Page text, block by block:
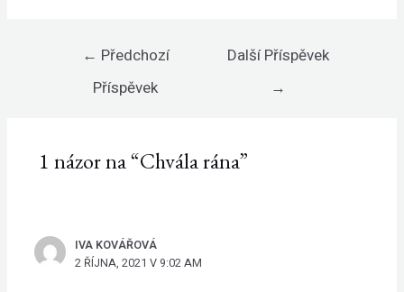
příspěvek
← Předchozí
Příspěvek
Další Příspěvek
→
1 názor na “Chvála rána”
IVA KOVÁŘOVÁ
2 ŘÍJNA, 2021 V 9:02 AM